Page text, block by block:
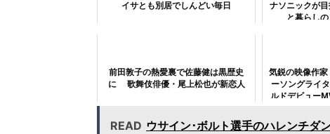
イサとも別居でしんどい毎日
ナソニックが
と暮らし
前田敦子の熱愛裏で佐藤健は黒歴史
に 歌舞伎俳優・尾上松也が新恋人
気鋭の映像作
ーソングライ
ルドデビュー
READ ウサイン･ボルト選手のハレンチダ